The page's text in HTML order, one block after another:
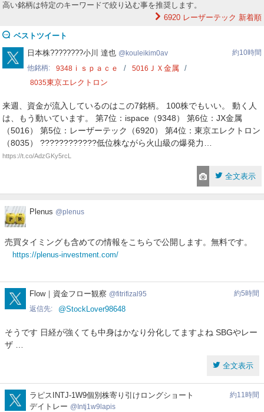
高い銘柄は特定のキーワードで絞り込む事を推奨します。
6920 レーザーテック 新着順
ベストツイート
kouleikim0av
日本株????????小川 達也 kouleikim0av
約10時間
他銘柄
9348 ｉｓｐａｃｅ 5016 ＪＸ金属
8035東京エレクトロン
来週、資金が流入しているのはこの7銘柄。 100株でもいい。 動く人
は、もう動いています。 第7位：ispace（9348） 第6位：JX金属
（5016） 第5位：レーザーテック（6920） 第4位：東京エレクトロン
（8035） ????????????低位株ながら火山級の爆発力…
https://t.co/AdzGKy5rcL
全文表示
Plenus
Plenus plenus
売買タイミングも含めての情報をこちらで公開します。無料です。
https://plenus-investment.com/
fitrifizal95
Flow｜資金フロー観察 fitrifizal95
約5時間
返信先
@StockLover98648
そうです 日経が強くても中身はかなり分化してますよね SBGやレー
ザ …
全文表示
Intj1w9lapis
ラピスINTJ-1W9個別株寄り引けロングショート
デイトレー
Intj1w9lapis
約11時間
レーザーテック、昨日の決算と今日の前場を振り返る。 来期予想は
かなり強い。 ・売上高 2,900億円（＋25.8%） ・営業利益 1,250億
円（＋18.8%） ・純利益 900億円（＋16.2%） ・配当も329円
→351円へ増配予定 さらに受注高も2,375億円まで回復。
ピタルゲ
frebuuu_hybrid
関連銘柄 6920 レーザーテック 9984 ソフトバンクＧ
太陽誘電
前場お疲れさまでした 今日の日経も軟調です… 決算が冴えなか
ったレーザーテック、ソフトバンクが弱い…レーザーテックはマイ
ナス13%超 太陽誘電も引きずってます… 半導体関連も弱いです
meta3d03
メタさん@高配当株ブロガー meta3d03
8月7日 11時44分
お昼の日本株まとめ (前場引け) 日経平均 -0.98% 65,039.16 本日
は決算発表684社の年間最多日、雇用統計も控える 【好決算でも失
望売り】 富士フイルムHD -16.25% 1Q純利益304億円(市場予想
レーザーテック -13.75%https://t.co/KCWvgeUZMA
関連銘柄
6920レーザーテック